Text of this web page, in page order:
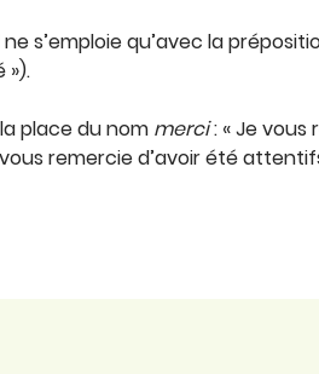
s’emploie qu’avec la
»).
place du nom merci: « Je vous
remercie d’avoir été